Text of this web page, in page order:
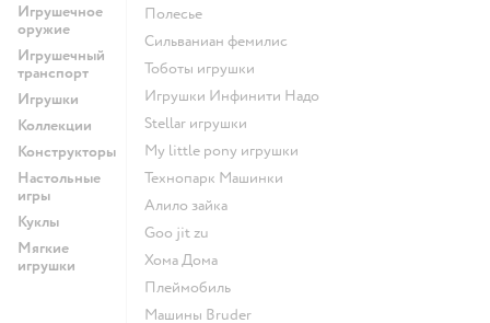
Игрушечное
оружие
Игрушечный
транспорт
Игрушки
Коллекции
Конструкторы
Настольные
игры
Куклы
Мягкие
игрушки
Полесье
Сильваниан фемилис
Тоботы игрушки
Игрушки Инфинити Надо
Stellar игрушки
my little pony игрушки
Технопарк Машинки
Алило зайка
Goo jit zu
Хома Дома
Плеймобиль
Машины Bruder